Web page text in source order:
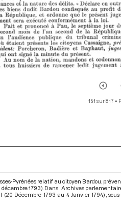
151 sur 817 •
Pyrénées relatif au citoyen Bardou,
1793). Dans : Archives
Décembre 1793 au 4 Janvier 1794) ,